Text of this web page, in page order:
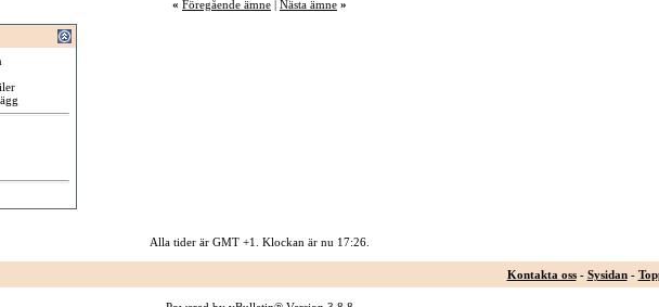
« Föregående ämne | Nästa ämne »
Alla tider är GMT +1. Klockan är nu 17:26
Kontakta oss- Sysidan-